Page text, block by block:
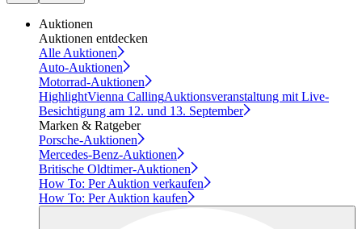
Auktionen
Auktionen entdecken
Alle Auktionen
Auto-Auktionen
Motorrad-Auktionen
HighlightVienna CallingAuktionsveranstaltung mit Live-
Besichtigung am 12. und 13. September
Marken & Ratgeber
Porsche-Auktionen
Mercedes-Benz-Auktionen
Britische Oldtimer-Auktionen
How To: Per Auktion verkaufen
How To: Per Auktion kaufen